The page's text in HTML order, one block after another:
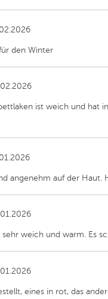
den Winter
ist weich und hat
angenehm auf der Haut.
sehr weich und warm. Es
eines in rot, das